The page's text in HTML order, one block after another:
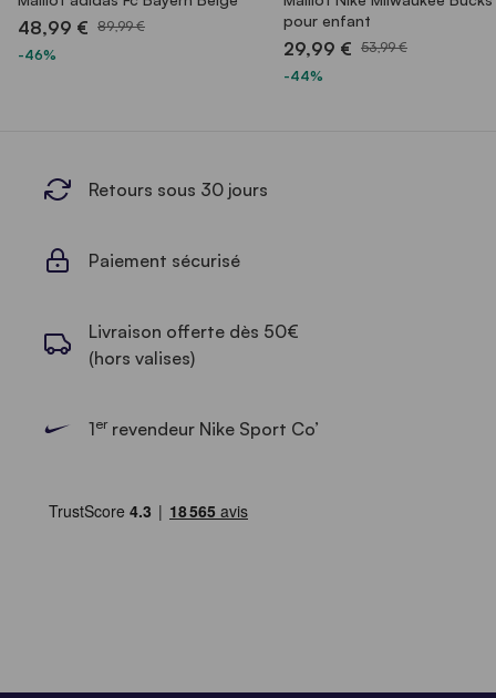
48,99 € 89,99 €
-46%
pour enfant
29,99 € 53,99 €
-44%
Retours sous 30 jours
Paiement sécurisé
Livraison offerte dès 50€
(hors valises)
1errevendeur Nike Sport Co’